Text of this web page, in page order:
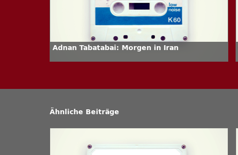
Adnan Tabatabai: Morgen in Iran
Ähnliche Beiträge